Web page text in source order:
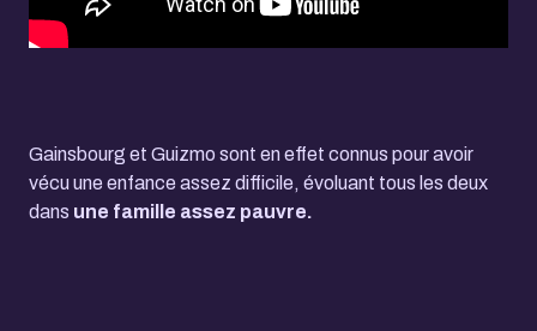
Gainsbourg et Guizmo sont en effet connus pour avoir
vécu une enfance assez difficile, évoluant tous les deux
dans une famille assez pauvre.